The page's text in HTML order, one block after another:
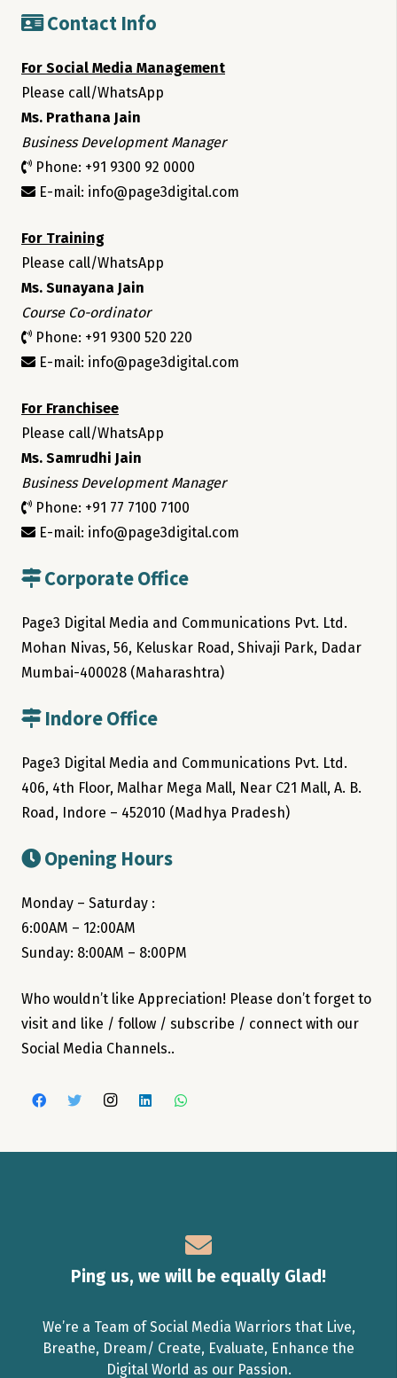
Contact Info
For Social Media Management
Please call/WhatsApp
Ms. Prathana Jain
Business Development Manager
Phone: +91 9300 92 0000
E-mail: info@page3digital.com
For Training
Please call/WhatsApp
Ms. Sunayana Jain
Course Co-ordinator
Phone: +91 9300 520 220
E-mail: info@page3digital.com
For Franchisee
Please call/WhatsApp
Ms. Samrudhi Jain
Business Development Manager
Phone: +91 77 7100 7100
E-mail: info@page3digital.com
Corporate Office
Page3 Digital Media and Communications Pvt. Ltd.
Mohan Nivas, 56, Keluskar Road, Shivaji Park, Dadar
Mumbai-400028 (Maharashtra)
Indore Office
Page3 Digital Media and Communications Pvt. Ltd.
406, 4th Floor, Malhar Mega Mall, Near C21 Mall, A. B.
Road, Indore – 452010 (Madhya Pradesh)
Opening Hours
Monday – Saturday :
6:00AM – 12:00AM
Sunday: 8:00AM – 8:00PM
Who wouldn’t like Appreciation! Please don’t forget to
visit and like / follow / subscribe / connect with our
Social Media Channels..
Ping us, we will be equally Glad!
We’re a Team of Social Media Warriors that Live,
Breathe, Dream/ Create, Evaluate, Enhance the
Digital World as our Passion.